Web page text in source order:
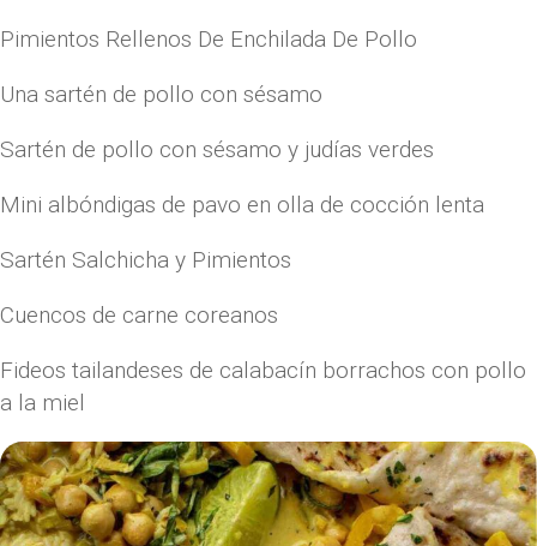
Pimientos Rellenos De Enchilada De Pollo
Una sartén de pollo con sésamo
Sartén de pollo con sésamo y judías verdes
Mini albóndigas de pavo en olla de cocción lenta
Sartén Salchicha y Pimientos
Cuencos de carne coreanos
Fideos tailandeses de calabacín borrachos con pollo
a la miel